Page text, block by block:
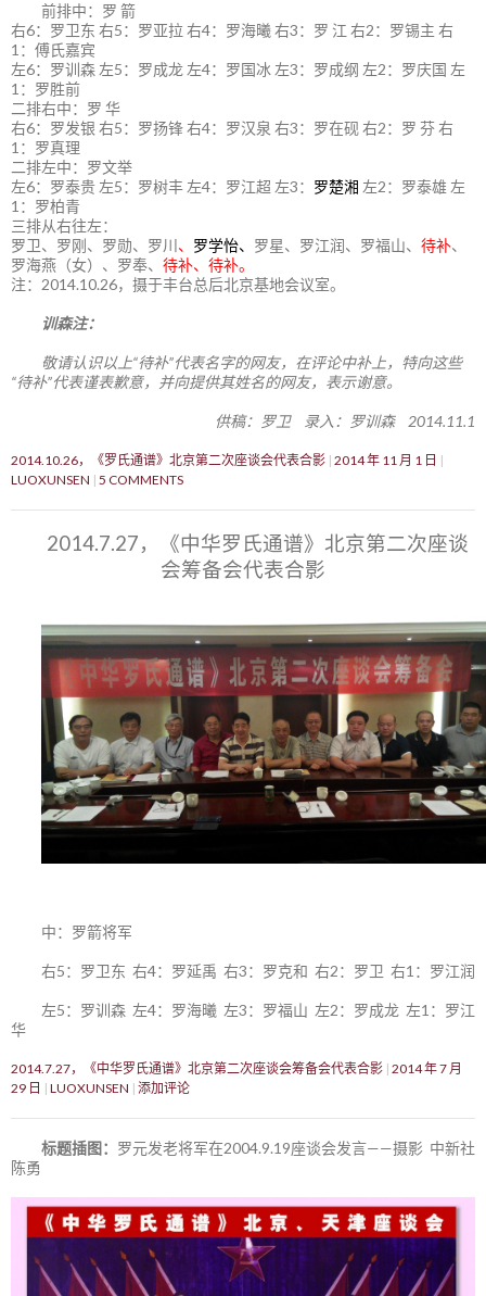
前排中：罗 箭
右6：罗卫东 右5：罗亚拉 右4：罗海曦 右3：罗 江 右2：罗锡主 右
1：傅氏嘉宾
左6：罗训森 左5：罗成龙 左4：罗国冰 左3：罗成纲 左2：罗庆国 左
1：罗胜前
二排右中：罗 华
右6：罗发银 右5：罗扬锋 右4：罗汉泉 右3：罗在砚 右2：罗 芬 右
1：罗真理
二排左中：罗文举
左6：罗泰贵 左5：罗树丰 左4：罗江超 左3： 罗楚湘 左2：罗泰雄 左
1：罗柏青
三排从右往左：
罗卫、罗刚、罗勋、罗川 、 罗学怡、 罗星、罗江润、罗福山、 待补、
罗海燕（女）、罗奉、 待补、待补。
注：2014.10.26，摄于丰台总后北京基地会议室。
训森注：
敬请认识以上“待补”代表名字的网友，在评论中补上，特向这些
“待补”代表谨表歉意，并向提供其姓名的网友，表示谢意。
供稿：罗卫 录入：罗训森 2014.11.1
2014.10.26，《罗氏通谱》北京第二次座谈会代表合影 2014 年 11 月 1 日
LUOXUNSEN 5 COMMENTS
2014.7.27，《中华罗氏通谱》北京第二次座谈
会筹备会代表合影
中：罗箭将军
右5：罗卫东 右4：罗延禹 右3：罗克和 右2：罗卫 右1：罗江润
左5：罗训森 左4：罗海曦 左3：罗福山 左2：罗成龙 左1：罗江
华
2014.7.27，《中华罗氏通谱》北京第二次座谈会筹备会代表合影 2014 年 7 月
29 日
LUOXUNSEN 添加评论
标题插图： 罗元发老将军在2004.9.19座谈会发言——摄影 中新社
陈勇